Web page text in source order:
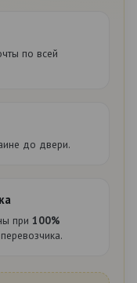
по всей
до двери.
при 100%